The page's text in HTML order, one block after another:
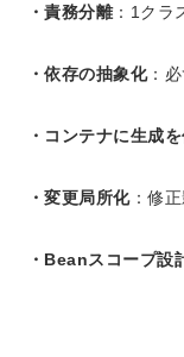
・責務分離：1クラ
・依存の抽象化：
・コンテナに生成
・変更局所化：修
・Beanスコープ設